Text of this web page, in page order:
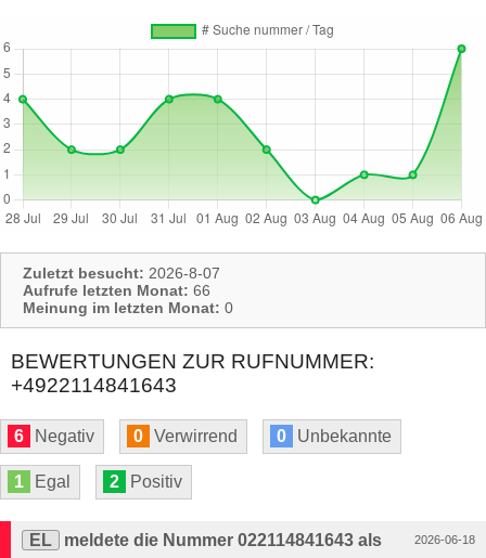
Zuletzt besucht: 2026-8-07
Aufrufe letzten Monat: 66
Meinung im letzten Monat: 0
BEWERTUNGEN ZUR RUFNUMMER:
+4922114841643
6 Negativ 0 Verwirrend 0 Unbekannte
1 Egal 2 Positiv
2026-06-18
EL
meldete die Nummer 022114841643 als